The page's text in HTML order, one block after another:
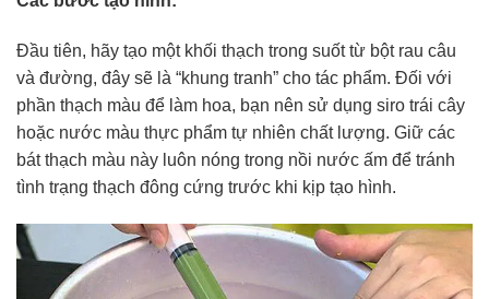
Đầu tiên, hãy tạo một khối thạch trong suốt từ bột rau câu
và đường, đây sẽ là “khung tranh” cho tác phẩm. Đối với
phần thạch màu để làm hoa, bạn nên sử dụng siro trái cây
hoặc nước màu thực phẩm tự nhiên chất lượng. Giữ các
bát thạch màu này luôn nóng trong nồi nước ấm để tránh
tình trạng thạch đông cứng trước khi kịp tạo hình.